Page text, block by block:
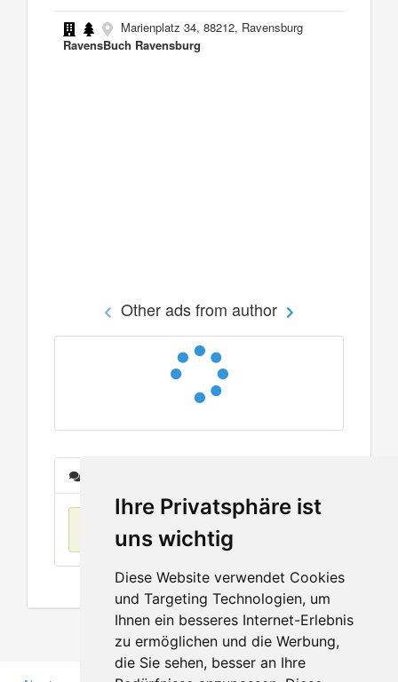
Ihre Privatsphäre ist
uns wichtig
Diese Website verwendet Cookies
und Targeting Technologien, um
Ihnen ein besseres Internet-Erlebnis
zu ermöglichen und die Werbung,
die Sie sehen, besser an Ihre
Marienplatz 34, 88212, Ravensburg
RavensBuch Ravensburg
Other ads from author
No items found